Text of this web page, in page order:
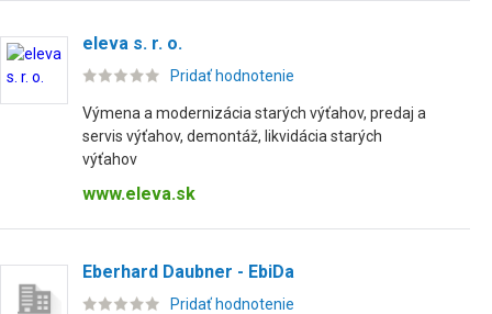
eleva s. r. o.
Pridať hodnotenie
Výmena a modernizácia starých výťahov, predaj a
servis výťahov, demontáž, likvidácia starých
výťahov
www.eleva.sk
Eberhard Daubner - EbiDa
Pridať hodnotenie